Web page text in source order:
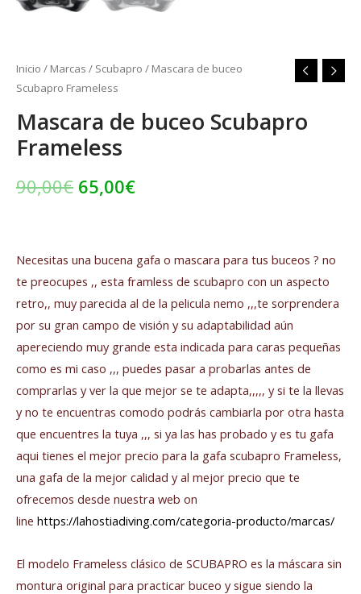
Inicio / Marcas / Scubapro / Mascara de buceo
Scubapro Frameless
Mascara de buceo Scubapro
Frameless
90,00€ 65,00€
Necesitas una bucena gafa o mascara para tus buceos ? no
te preocupes ,, esta framless de scubapro con un aspecto
retro,, muy parecida al de la pelicula nemo ,,,te sorprendera
por su gran campo de visión y su adaptabilidad aún
apereciendo muy grande esta indicada para caras pequeñas
como es mi caso ,,, puedes pasar a probarlas antes de
comprarlas y ver la que mejor se te adapta,,,,, y si te la llevas
y no te encuentras comodo podrás cambiarla por otra hasta
que encuentres la tuya ,,, si ya las has probado y es tu gafa
aqui tienes el mejor precio para la gafa scubapro Frameless,
una gafa de la mejor calidad y al mejor precio que te
ofrecemos desde nuestra web on
line https://lahostiadiving.com/categoria-producto/marcas/
El modelo Frameless clásico de SCUBAPRO es la máscara sin
montura original para practicar buceo y sigue siendo la